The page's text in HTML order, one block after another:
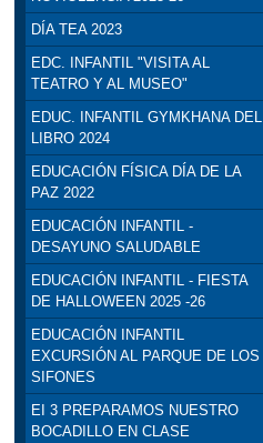
DÍA TEA 2023
EDC. INFANTIL "VISITA AL
TEATRO Y AL MUSEO"
EDUC. INFANTIL GYMKHANA DEL
LIBRO 2024
EDUCACIÓN FÍSICA DÍA DE LA
PAZ 2022
EDUCACIÓN INFANTIL -
DESAYUNO SALUDABLE
EDUCACIÓN INFANTIL - FIESTA
DE HALLOWEEN 2025 -26
EDUCACIÓN INFANTIL
EXCURSIÓN AL PARQUE DE LOS
SIFONES
EI 3 PREPARAMOS NUESTRO
BOCADILLO EN CLASE